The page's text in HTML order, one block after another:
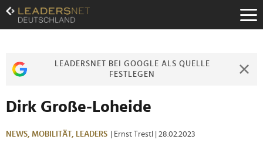
Zum
Inhalt
Zur
Zur
LEADERSNET BEI GOOGLE ALS QUELLE
FESTLEGEN
Dirk Große-Loheide
NEWS, MOBILITÄT, LEADERS | Ernst Trestl | 28.02.2023